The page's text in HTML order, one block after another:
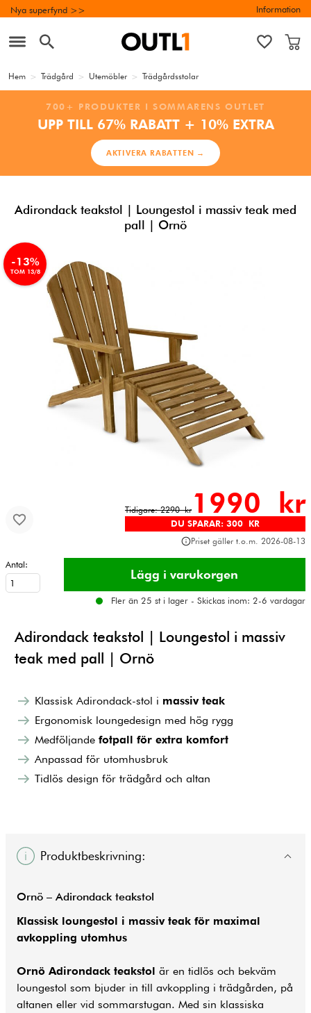
Nya superfynd >> Information
Hem > Trädgård > Utemöbler > Trädgårdsstolar
700+ PRODUKTER I SOMMARENS OUTLET
UPP TILL 67% RABATT + 10% EXTRA
AKTIVERA RABATTEN →
Adirondack teakstol | Loungestol i massiv teak med
pall | Ornö
-13%
TOM 13/8
Tidigare: 2290 kr 1990 kr
DU SPARAR: 300 KR
Priset gäller t.o.m. 2026-08-13
Antal:
Fler än 25 st i lager - Skickas inom: 2-6 vardagar
Adirondack teakstol | Loungestol i massiv
teak med pall | Ornö
Klassisk Adirondack-stol i massiv teak
Ergonomisk loungedesign med hög rygg
Medföljande fotpall för extra komfort
Anpassad för utomhusbruk
Tidlös design för trädgård och altan
Produktbeskrivning:
Ornö – Adirondack teakstol
Klassisk loungestol i massiv teak för maximal
avkoppling utomhus
Ornö Adirondack teakstol är en tidlös och bekväm
loungestol som bjuder in till avkoppling i trädgården, på
altanen eller vid sommarstugan. Med sin klassiska